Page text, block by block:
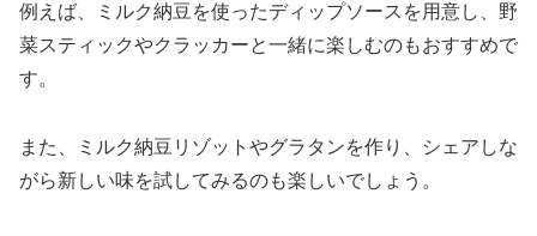
例えば、ミルク納豆を使ったディップソースを用意し、野
菜スティックやクラッカーと一緒に楽しむのもおすすめで
す。
また、ミルク納豆リゾットやグラタンを作り、シェアしな
がら新しい味を試してみるのも楽しいでしょう。